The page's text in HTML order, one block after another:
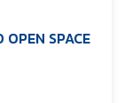
OPEN SPACE